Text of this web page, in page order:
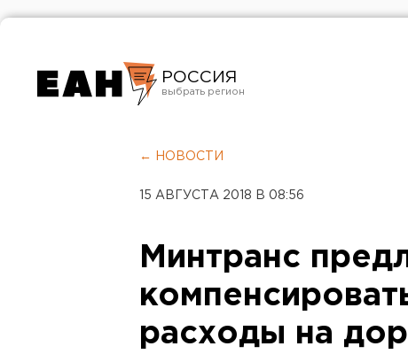
РОССИЯ
Челябинск
← НОВОСТИ
15 АВГУСТА 2018 В 08:56
Минтранс
расходы на